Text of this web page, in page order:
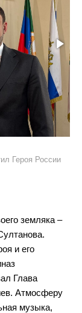
Героя России
земляка –
и его
Глава
Атмосферу
музыка,